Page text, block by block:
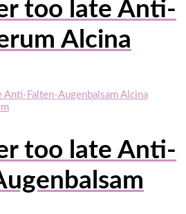
too late Anti-
Alcina
too late Anti-